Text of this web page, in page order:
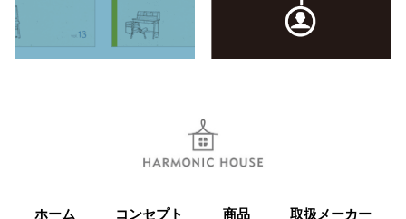
ホーム コンセプト 商品 取扱メーカー